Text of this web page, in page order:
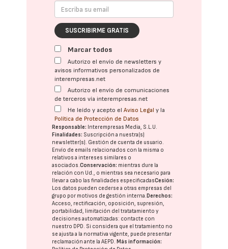
SUSCRIBIRME GRATIS
Marcar todos
Autorizo el envío de newsletters y
avisos informativos personalizados de
interempresas.net
Autorizo el envío de comunicaciones
de terceros vía interempresas.net
He leído y acepto elAviso Legal y la
Política de Protección de Datos
Responsable: Interempresas Media, S.L.U.
Finalidades: Suscripción a nuestra(s)
newsletter(s). Gestión de cuenta de usuario.
Envío de emails relacionados con la misma o
relativos a intereses similares o
asociados.Conservación: mientras dure la
relación con Ud., o mientras sea necesario para
llevar a cabo las finalidades especificadasCesión:
Los datos pueden cederse a otras empresas del
grupo por motivos de gestión interna. Derechos:
Acceso, rectificación, oposición, supresión,
portabilidad, limitación del tratatamiento y
decisiones automatizadas: contacte con
nuestro DPD. Si considera que el tratamiento no
se ajusta a la normativa vigente, puede presentar
reclamación ante laAEPD. Más información: